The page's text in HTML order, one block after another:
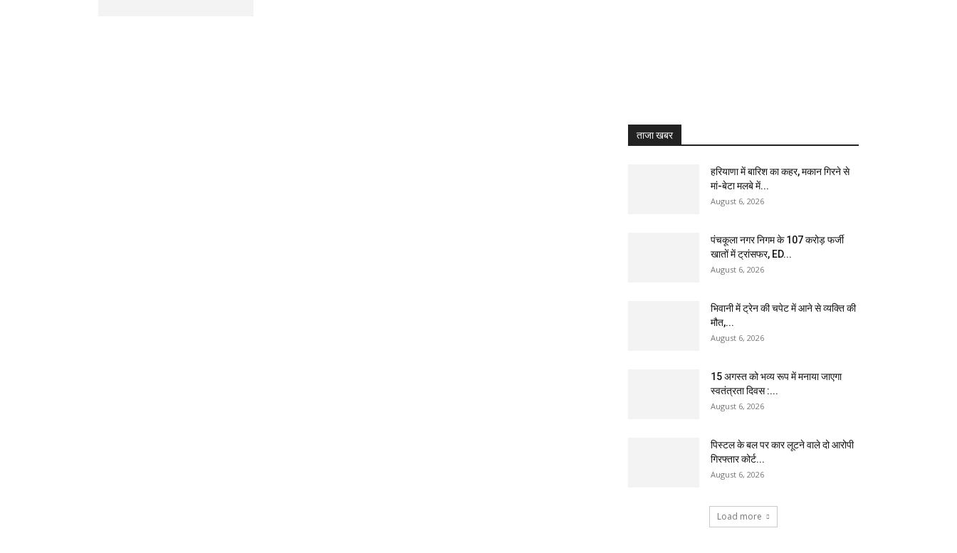
ताजा खबर
हरियाणा में बारिश का कहर, मकान गिरने से
मां-बेटा मलबे में...
August 6, 2026
पंचकूला नगर निगम के ₹107 करोड़ फर्जी
खातों में ट्रांसफर, ED...
August 6, 2026
भिवानी में ट्रेन की चपेट में आने से व्यक्ति की
मौत,...
August 6, 2026
15 अगस्त को भव्य रूप में मनाया जाएगा
स्वतंत्रता दिवस :...
August 6, 2026
पिस्टल के बल पर कार लूटने वाले दो आरोपी
गिरफ्तार कोर्ट...
August 6, 2026
Load more